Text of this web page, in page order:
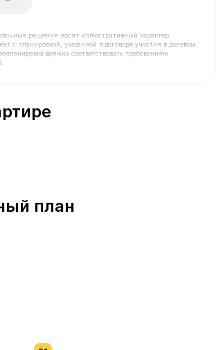
решения носят иллюстративный характер.
с планировкой, указанной в договоре участия в долевом
должна соответствовать требованиям
план